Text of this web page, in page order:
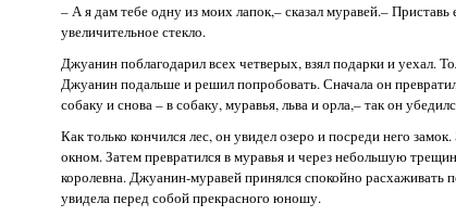
– А я дам тебе одну из моих лапок,– сказал муравей.–
увеличительное стекло.
Джуанин поблагодарил всех четверых, взял подарки и уехал.
Джуанин подальше и решил попробовать. Сначала он
собаку и снова – в собаку, муравья, льва и орла,– так он
Как только кончился лес, он увидел озеро и посреди него
окном. Затем превратился в муравья и через небольшую
королевна. Джуанин-муравей принялся спокойно расхаживать
увидела перед собой прекрасного юношу.